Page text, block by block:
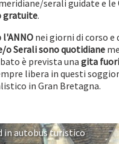
serali guidate e le
gratuite.
nei giorni di corso e
o Serali sono quotidiane
è prevista unagita
libera in questi
in Gran Bretagna.
in autobus turistico